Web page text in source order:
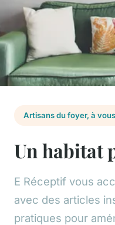
Artisans du foyer, à
Un habitat
E Réceptif vous
avec des articles
pratiques pour